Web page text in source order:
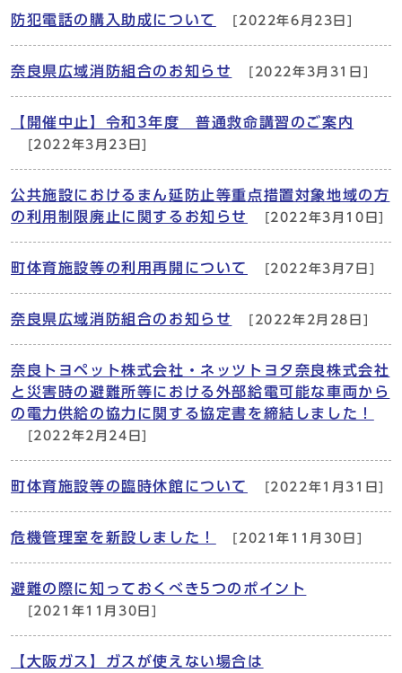
防犯電話の購入助成について [2022年6月23日]
奈良県広域消防組合のお知らせ [2022年3月31日]
【開催中止】令和3年度 普通救命講習のご案内
[2022年3月23日]
公共施設におけるまん延防止等重点措置対象地域の方
の利用制限廃止に関するお知らせ
[2022年3月10日]
町体育施設等の利用再開について [2022年3月7日]
奈良県広域消防組合のお知らせ [2022年2月28日]
奈良トヨペット株式会社・ネッツトヨタ奈良株式会社
と災害時の避難所等における外部給電可能な車両から
の電力供給の協力に関する協定書を締結しました！
[2022年2月24日]
町体育施設等の臨時休館について [2022年1月31日]
危機管理室を新設しました！ [2021年11月30日]
避難の際に知っておくべき5つのポイント
[2021年11月30日]
【大阪ガス】ガスが使えない場合は